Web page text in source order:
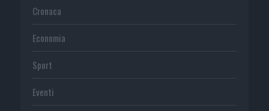
Cronaca
Economia
Sport
Eventi